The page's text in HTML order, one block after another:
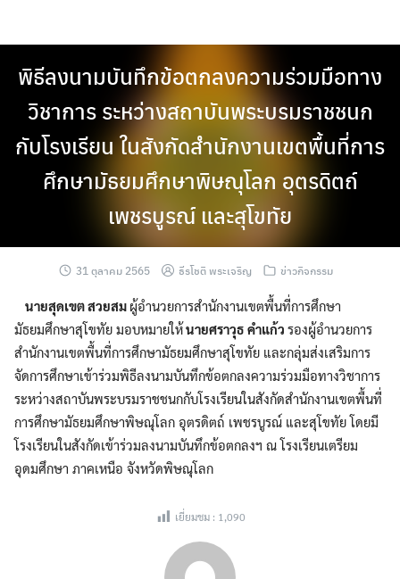
content
พิธีลงนามบันทึกข้อตกลงความร่วมมือทาง
วิชาการ ระหว่างสถาบันพระบรมราชชนก
กับโรงเรียน ในสังกัดสำนักงานเขตพื้นที่การ
ศึกษามัธยมศึกษาพิษณุโลก อุตรดิตถ์
เพชรบูรณ์ และสุโขทัย
31 ตุลาคม 2565 ธีรโชติ พระเจริญ ข่าวกิจกรรม
นายสุดเขต สวยสม ผู้อำนวยการสำนักงานเขตพื้นที่การศึกษา
มัธยมศึกษาสุโขทัย มอบหมายให้นายศราวุธ คำแก้ว รองผู้อำนวยการ
สำนักงานเขตพื้นที่การศึกษามัธยมศึกษาสุโขทัย และกลุ่มส่งเสริมการ
จัดการศึกษาเข้าร่วมพิธีลงนามบันทึกข้อตกลงความร่วมมือทางวิชาการ
ระหว่างสถาบันพระบรมราชชนกกับโรงเรียนในสังกัดสำนักงานเขตพื้นที่
การศึกษามัธยมศึกษาพิษณุโลก อุตรดิตถ์ เพชรบูรณ์ และสุโขทัย โดยมี
โรงเรียนในสังกัดเข้าร่วมลงนามบันทึกข้อตกลงฯ ณ โรงเรียนเตรียม
อุดมศึกษา ภาคเหนือ จังหวัดพิษณุโลก
เยี่ยมชม : 1,090